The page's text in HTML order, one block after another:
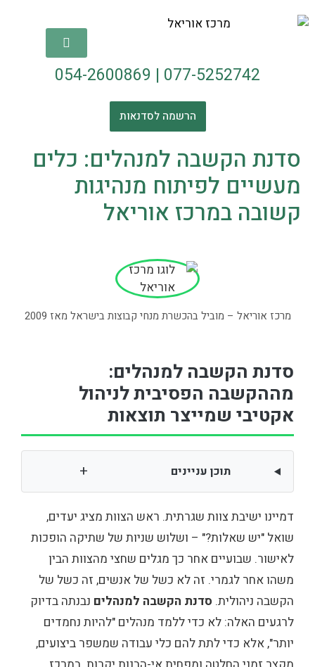
077-5252742
|
054-2600869
הרשמה לסדנאות
סדנת הקשבה למנהלים: כלים
מעשיים לפיתוח מנהיגות
קשובה במרכז אוריאל
מרכז אוריאל – מוביל בהכשרת מנחי קבוצות בישראל מאז 2009
סדנת הקשבה למנהלים:
מההקשבה הפסיבית לניהול
אקטיבי שמייצר תוצאות
תוכן עניינים +
דמיינו ישיבת צוות שגרתית. ראש הצוות מציג יעדים,
שואל "יש שאלות?" – ושלוש שניות של שתיקה הופכות
לאישור. שבועיים אחר כך מגלים שחצי מהצוות הבין
משהו אחר לגמרי. זה לא כשל של אנשים, זה כשל של
הקשבה ניהולית. סדנת הקשבה למנהלים נבנתה בדיוק
לרגעים האלה: לא כדי ללמד מנהלים "להיות נחמדים
יותר", אלא כדי לתת להם כלי עבודה שמשפר ביצועים,